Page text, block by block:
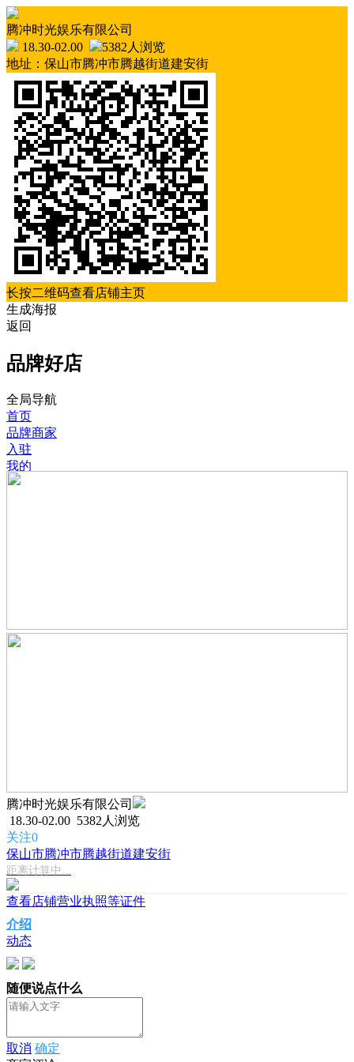
腾冲时光娱乐有限公司
18.30-02.00
5382人浏览
地址：保山市腾冲市腾越街道建安街
长按二维码查看店铺主页
生成海报
返回
品牌好店
全局导航
首页
品牌商家
入驻
我的
腾冲时光娱乐有限公司
18.30-02.00 5382人浏览
关注0
保山市腾冲市腾越街道建安街
距离计算中...
查看店铺营业执照等证件
介绍
动态
随便说点什么
取消 确定